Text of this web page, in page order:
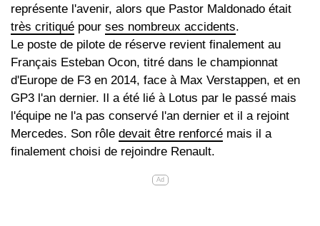
représente l'avenir, alors que Pastor Maldonado était
très critiqué pour ses nombreux accidents.
Le poste de pilote de réserve revient finalement au
Français Esteban Ocon, titré dans le championnat
d'Europe de F3 en 2014, face à Max Verstappen, et en
GP3 l'an dernier. Il a été lié à Lotus par le passé mais
l'équipe ne l'a pas conservé l'an dernier et il a rejoint
Mercedes. Son rôle devait être renforcé mais il a
finalement choisi de rejoindre Renault.
Ad